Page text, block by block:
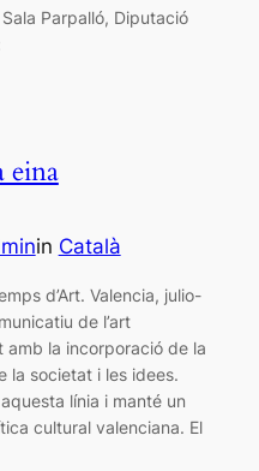
Parpalló, Diputació
eina
in Català
d’Art. Valencia, julio-
de l’art
amb la incorporació de la
la societat i les idees.
línia i manté un
cultural valenciana. El